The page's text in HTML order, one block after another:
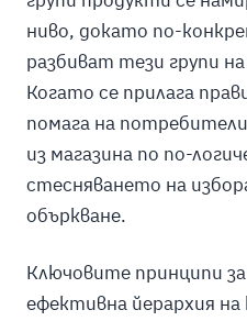
ниво, докато по-
разбиват тези групи
Когато се прилага
помага на
из магазина по по-
стесняването на
объркване.
Ключовите принципи
ефективна йерархия